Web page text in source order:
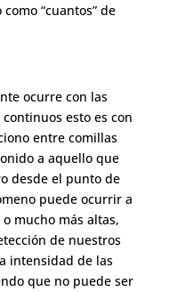
“cuantos” de
ocurre con las
esto es con
entre comillas
a aquello que
desde el punto de
puede ocurrir a
mucho más altas,
de nuestros
intensidad de las
que no puede ser